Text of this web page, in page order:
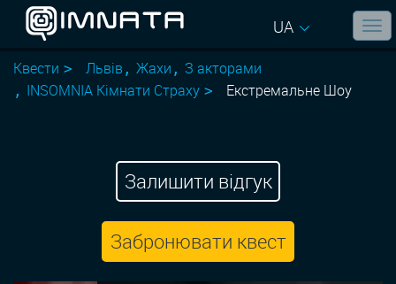
UA
Квести Львів Жахи
З акторами
INSOMNIA Кімнати Страху
Екстремальне Шоу
Залишити відгук
Забронювати квест